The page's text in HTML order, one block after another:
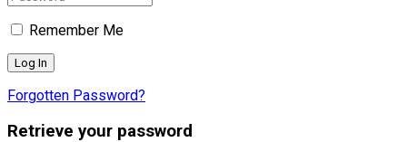
Remember Me
Forgotten Password?
Retrieve your password